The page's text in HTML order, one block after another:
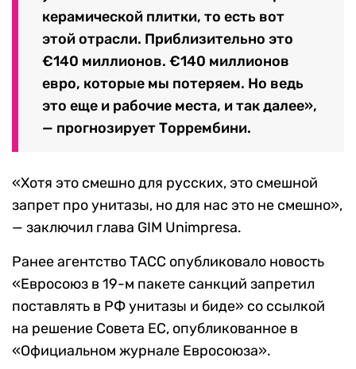
керамической плитки, то есть вот
этой отрасли. Приблизительно это
€140 миллионов. €140 миллионов
евро, которые мы потеряем. Но ведь
это еще и рабочие места, и так далее»,
— прогнозирует Торрембини.
«Хотя это смешно для русских, это смешной
запрет про унитазы, но для нас это не смешно»,
— заключил глава GIM Unimpresa.
Ранее агентство ТАСС опубликовало новость
«Евросоюз в 19-м пакете санкций запретил
поставлять в РФ унитазы и биде» со ссылкой
на решение Совета ЕС, опубликованное в
«Официальном журнале Евросоюза».